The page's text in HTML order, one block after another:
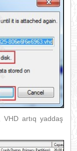
artıq yaddaş